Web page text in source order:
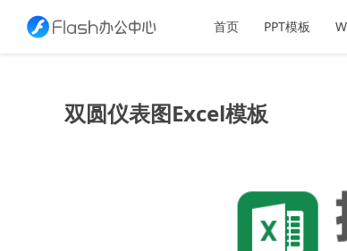
首页 PPT模板
双圆仪表图Excel模板